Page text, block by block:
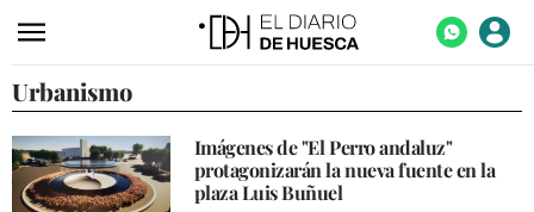
ACTUALIDAD
ECONOMÍA
TECNOLOGÍA
Urbanismo
Imágenes de "El Perro andaluz"
protagonizarán la nueva fuente en la
plaza Luis Buñuel